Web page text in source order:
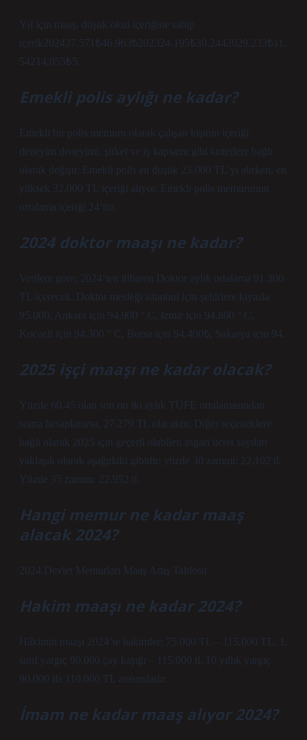
Yıl için maaş, düşük okul içeriğine sahip
içerik202437.571₺46.963₺202324.195₺30.2442029.233₺11.
54214.055₺5.
Emekli polis aylığı ne kadar?
Emekli bir polis memuru olarak çalışan kişinin içeriği,
deneyim deneyimi, şirket ve iş kapsamı gibi kriterlere bağlı
olarak değişir. Emekli polis en düşük 23.000 TL’yi alırken, en
yüksek 32.000 TL içeriği alıyor. Emekli polis memurunun
ortalama içeriği 24’tür.
2024 doktor maaşı ne kadar?
Verilere göre; 2024’ten itibaren Doktor aylık ortalama 91.300
TL içerecek. Doktor mesleği istanbul için şehirlere kıyasla
95.000, Ankara için 94.900 ° C, Izmir için 94.800 ° C,
Kocaeli için 94.300 ° C, Bursa için 94.400₺, Sakarya için 94.
2025 işçi maaşı ne kadar olacak?
Yüzde 60.45 olan son on iki aylık TÜFE ortalamasından
sonra hesaplanırsa, 27.279 TL olacaktır. Diğer seçeneklere
bağlı olarak 2025 için geçerli olabilen asgari ücret sayıları
yaklaşık olarak aşağıdaki gibidir: yüzde 30 zammı: 22.102 tl.
Yüzde 35 zammı: 22.952 tl.
Hangi memur ne kadar maaş
alacak 2024?
2024 Devlet Memurları Maaş Artış Tablosu
Hakim maaşı ne kadar 2024?
Hâkimin maaşı 2024’te hakimler: 75.000 TL – 115.000 TL. 1.
sınıf yargıç 90.000 çay kaşığı – 115.000 tl. 10 yıllık yargıç
90.000 ila 110.000 TL arasındadır.
İmam ne kadar maaş alıyor 2024?